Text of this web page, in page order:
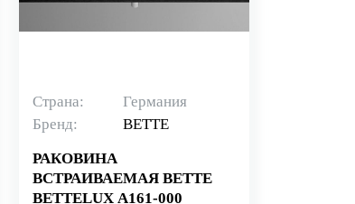
Страна:
Германия
Бренд:
BETTE
РАКОВИНА
ВСТРАИВАЕМАЯ BETTE
BETTELUX A161-000